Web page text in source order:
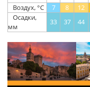
Воздух, °С
7 8 12
Осадки,
мм
33 37 44